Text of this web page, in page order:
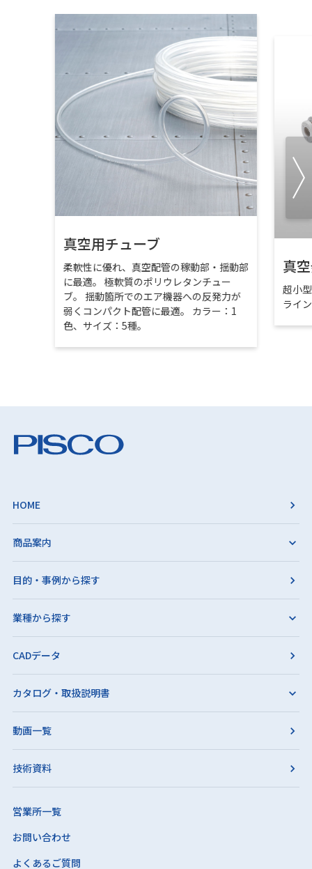
真空用チューブ
柔軟性に優れ、真空配管の稼動部・揺動部
に最適。 極軟質のポリウレタンチュー
ブ。 揺動箇所でのエア機器への反発力が
弱くコンパクト配管に最適。 カラー：1
色、サイズ：5種。
真
超小
ライ
HOME
商品案内
目的・事例から探す
業種から探す
CADデータ
カタログ・取扱説明書
動画一覧
技術資料
営業所一覧
お問い合わせ
よくあるご質問